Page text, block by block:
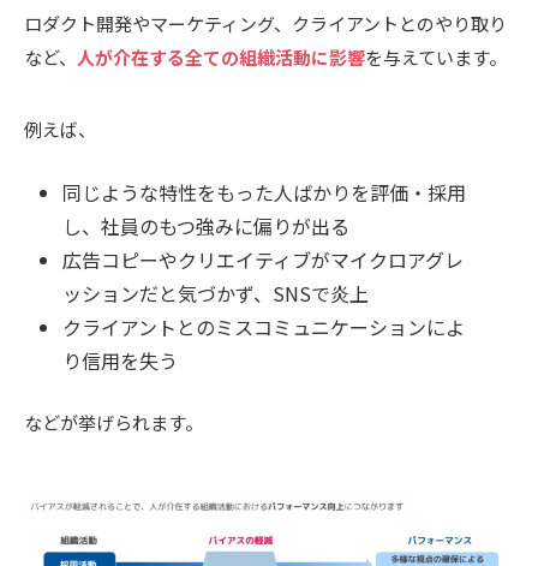
ロダクト開発やマーケティング、クライアントとのやり取り
など、 人が介在する全ての組織活動に影響を与えています。
例えば、
同じような特性をもった人ばかりを評価・採用
し、社員のもつ強みに偏りが出る
広告コピーやクリエイティブがマイクロアグレ
ッションだと気づかず、SNSで炎上
クライアントとのミスコミュニケーションによ
り信用を失う
などが挙げられます。